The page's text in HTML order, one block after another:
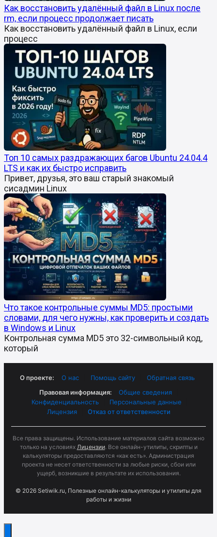
Как восстановить удалённый файл в Linux после
rm, если процесс продолжает писать
Как восстановить удалённый файл в Linux, если
процесс
Топ 10 самых раздражающих багов Ubuntu 24.04.4
LTS и как их быстро исправить
Привет, друзья, это ваш старый знакомый
сисадмин Linux
Что такое контрольные суммы MD5: простыми
словами, для чего нужны, как проверить и создать
в Windows и Linux
Контрольная сумма MD5 это 32-символьный код,
который
О проекте: О нас Помощь сайту
Обратная связь
Правовая информация:
Общие сведения
Конфиденциальность
Персональные данные
Лицензия
Отказ от ответственности
Все права защищены. Использование материалов сайта возможно
только на условиях Лицензии. Все онлайн-утилиты, скрипты и
калькуляторы предоставляются «как есть». Администрация
проекта не несет ответственности за любые риски, сбои или
ущерб, возникшие в результате их использования.
© 2026 Setiwik.ru, Полезные онлайн-калькуляторы и утилиты для
работы и жизни